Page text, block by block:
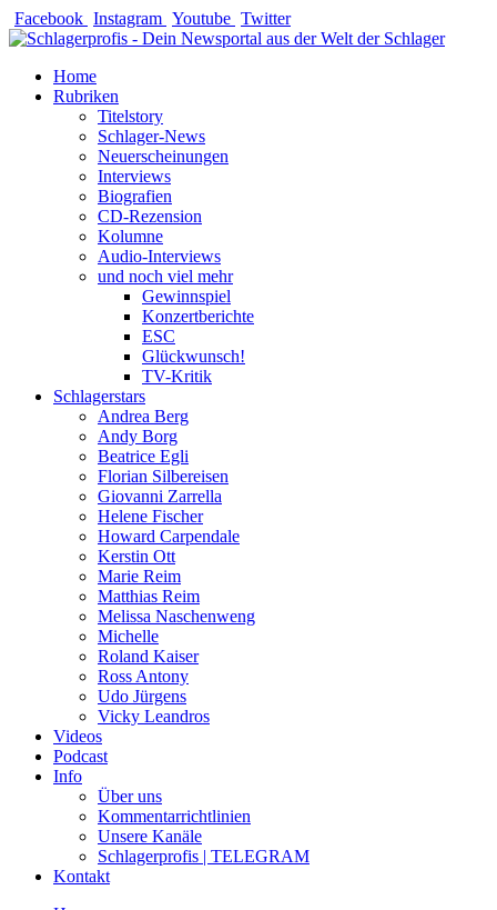
Zum
Inhalt
Facebook Instagram Youtube Twitter
Home
Rubriken
Titelstory
Schlager-News
Neuerscheinungen
Interviews
Biografien
CD-Rezension
Kolumne
Audio-Interviews
und noch viel mehr
Gewinnspiel
Konzertberichte
ESC
Glückwunsch!
TV-Kritik
Schlagerstars
Andrea Berg
Andy Borg
Beatrice Egli
Florian Silbereisen
Giovanni Zarrella
Helene Fischer
Howard Carpendale
Kerstin Ott
Marie Reim
Matthias Reim
Melissa Naschenweng
Michelle
Roland Kaiser
Ross Antony
Udo Jürgens
Vicky Leandros
Videos
Podcast
Info
Über uns
Kommentarrichtlinien
Unsere Kanäle
Schlagerprofis | TELEGRAM
Kontakt